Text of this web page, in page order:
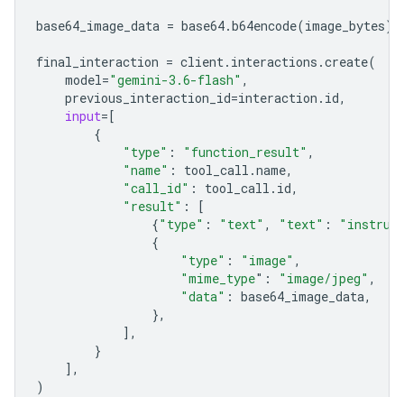
base64_image_data = base64.b64encode(image_bytes)
final_interaction = client. interactions .create(
model="gemini-3.6-flash" ,
previous_interaction_id=interaction . id,
input= [
{
"type" : "function_result" ,
"name" : tool_call .name,
"call_id" : tool_call . id,
"result" :
[
{"type" : "text" , "text" :
{
"type" : "image" ,
"mime_type" : "image/jpeg" ,
"data" : base64_image_data,
},
],
}
],
)